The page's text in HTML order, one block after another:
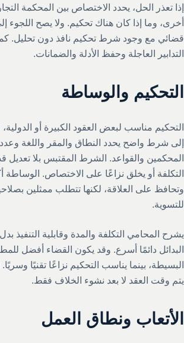
إذا تعذر الحل، يحدد الاختصاص بين المحكمة
أخرى، وما إذا كان هناك تحكيم. ولا يصح اللجوء
قضائي مع وجود شرط تحكيم نافذ دون تحليل.
التدابير العاجلة وحفظ الأدلة والضمانات.
التحكيم والوساطة
التحكيم مناسب لبعض العقود الكبيرة أو الدولية،
إلى شرط واضح يحدد النطاق والمقر واللغة وعدد
المحكمين والقواعد. الشرط المقتبس بلا تعديل
التكلفة أو يخلق نزاعًا على الاختصاص. الوساطة
وتحافظ على العلاقة، لكنها تتطلب ممثلين
للتسوية.
يشرح المحامي التكلفة والمدة وقابلية التنفيذ بدل
البدائل دائمًا أسرع. وقد يكون القضاء أفضل
البسيطة، بينما يناسب التحكيم نزاعًا تقنيًا وسريًا.
يتم وقت العقد لا بعد نشوء الخلاف فقط.
الأتعاب ونطاق العمل